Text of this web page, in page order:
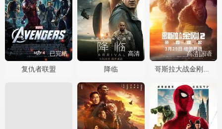
已完结
复仇者联盟
高清
降临
高清|国语
哥斯拉大战金刚2：帝国崛起